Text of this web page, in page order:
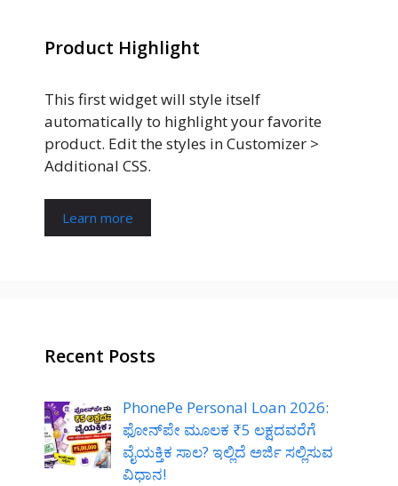
Product Highlight
This first widget will style itself
automatically to highlight your favorite
product. Edit the styles in Customizer >
Additional CSS.
Learn more
Recent Posts
PhonePe Personal Loan 2026:
ಫೋನ್‌ಪೇ ಮೂಲಕ ₹5 ಲಕ್ಷದವರೆಗೆ
ವೈಯಕ್ತಿಕ ಸಾಲ? ಇಲ್ಲಿದೆ ಅರ್ಜಿ ಸಲ್ಲಿಸುವ
ವಿಧಾನ!